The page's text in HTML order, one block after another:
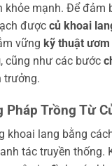
khỏe mạnh. Để đảm
được củ khoai
vững kỹ thuật
, cũng như các bước
trưởng.
Trồng Từ
khoai lang bằng
tác truyền thống.